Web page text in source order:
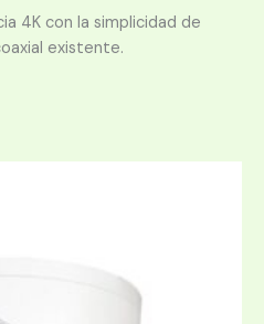
4K con la simplicidad de
existente.